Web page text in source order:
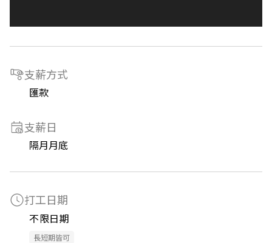
支薪方式
匯款
支薪日
隔月月底
打工日期
不限日期
長短期皆可